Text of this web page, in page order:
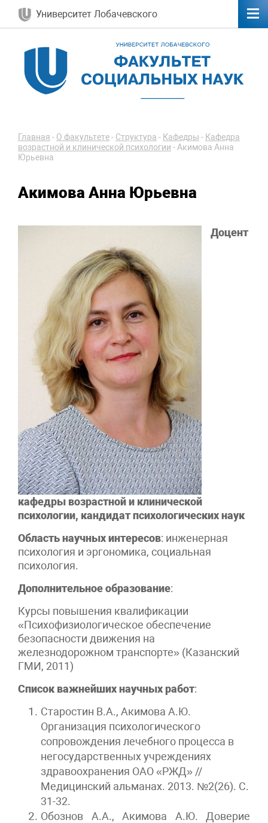
Университет Лобачевского
Главная - О факультете- Структура - Кафедры - Кафедра
возрастной и клинической психологии -Акимова Анна
Юрьевна
Акимова Анна Юрьевна
Доцент
кафедры возрастной и клинической
психологии, кандидат психологических наук
Область научных интересов: инженерная
психология и эргономика, социальная
психология.
Дополнительное образование:
Курсы повышения квалификации
«Психофизиологическое обеспечение
безопасности движения на
железнодорожном транспорте» (Казанский
ГМИ, 2011)
Список важнейших научных работ:
Старостин В.А., Акимова А.Ю.
Организация психологического
сопровождения лечебного процесса в
негосударственных учреждениях
здравоохранения ОАО «РЖД» //
Медицинский альманах. 2013. №2(26). С.
31-32.
Обознов А.А., Акимова А.Ю. Доверие